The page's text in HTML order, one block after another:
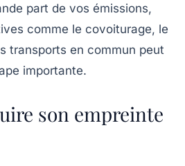
part de vos émissions,
comme le covoiturage, le
transports en commun peut
importante.
son empreinte